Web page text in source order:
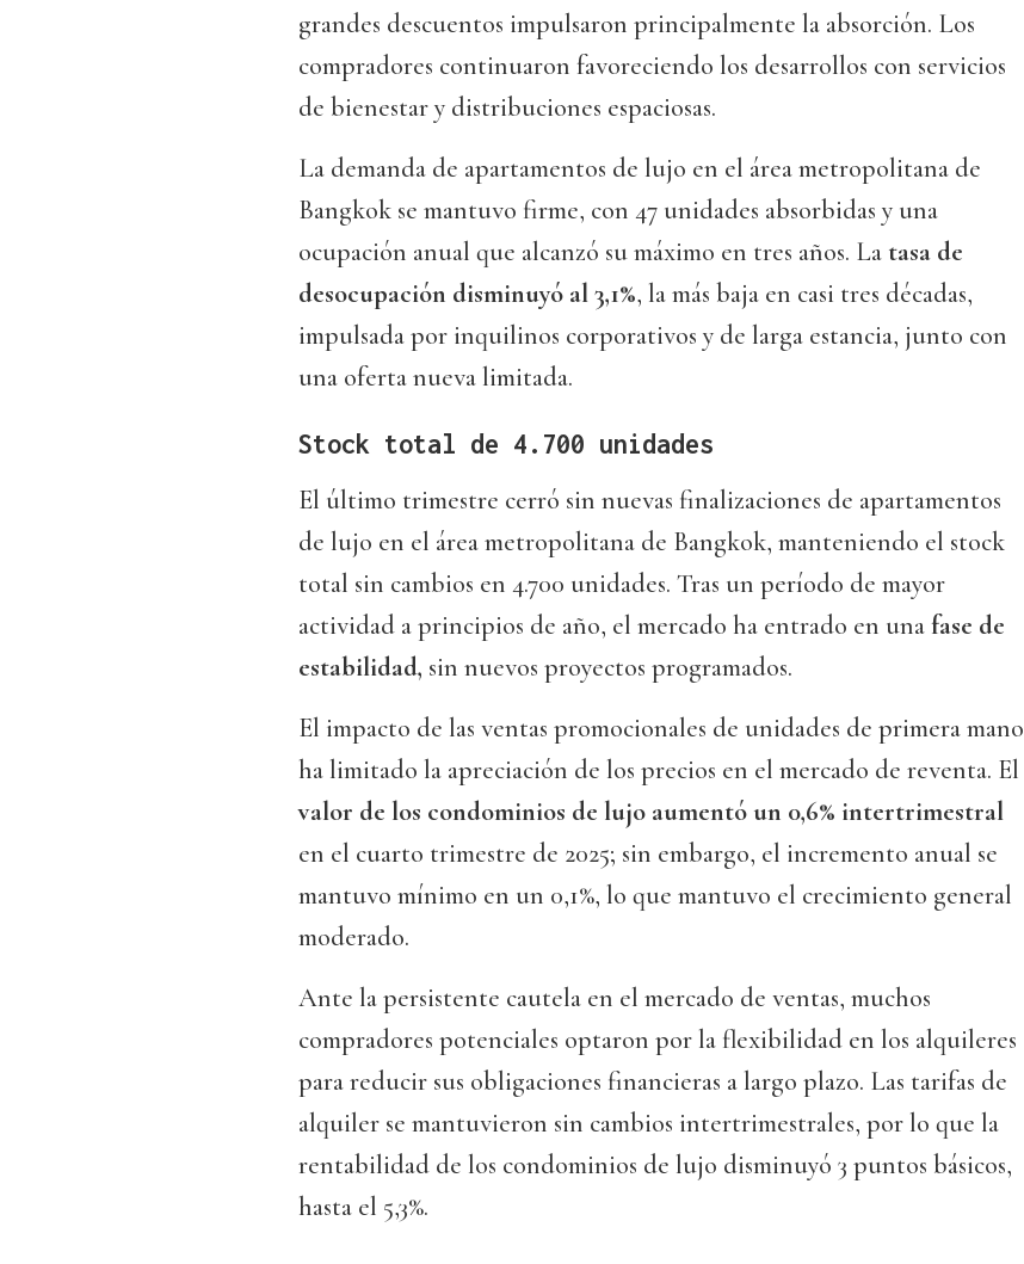
grandes descuentos impulsaron principalmente la absorción. Los
compradores continuaron favoreciendo los desarrollos con servicios
de bienestar y distribuciones espaciosas.
La demanda de apartamentos de lujo en el área metropolitana de
Bangkok se mantuvo firme, con 47 unidades absorbidas y una
ocupación anual que alcanzó su máximo en tres años. La tasa de
desocupación disminuyó al 3,1%, la más baja en casi tres décadas,
impulsada por inquilinos corporativos y de larga estancia, junto con
una oferta nueva limitada.
Stock total de 4.700 unidades
El último trimestre cerró sin nuevas finalizaciones de apartamentos
de lujo en el área metropolitana de Bangkok, manteniendo el stock
total sin cambios en 4.700 unidades. Tras un período de mayor
actividad a principios de año, el mercado ha entrado en unafase de
estabilidad, sin nuevos proyectos programados.
El impacto de las ventas promocionales de unidades de primera mano
ha limitado la apreciación de los precios en el mercado de reventa. El
valor de los condominios de lujo aumentó un 0,6% intertrimestral
en el cuarto trimestre de 2025; sin embargo, el incremento anual se
mantuvo mínimo en un 0,1%, lo que mantuvo el crecimiento general
moderado.
Ante la persistente cautela en el mercado de ventas, muchos
compradores potenciales optaron por la flexibilidad en los alquileres
para reducir sus obligaciones financieras a largo plazo. Las tarifas de
alquiler se mantuvieron sin cambios intertrimestrales, por lo que la
rentabilidad de los condominios de lujo disminuyó 3 puntos básicos,
hasta el 5,3%.